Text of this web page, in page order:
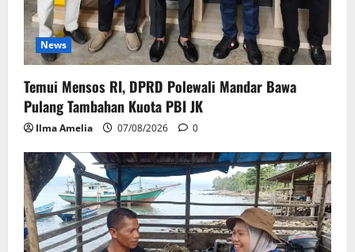
News
Temui Mensos RI, DPRD Polewali Mandar Bawa
Pulang Tambahan Kuota PBI JK
Ilma Amelia 07/08/2026 0